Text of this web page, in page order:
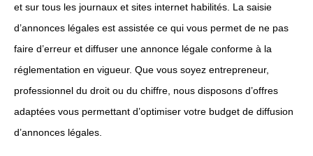
et sur tous les journaux et sites internet habilités. La saisie
d’annonces légales est assistée ce qui vous permet de ne pas
faire d’erreur et diffuser une annonce légale conforme à la
réglementation en vigueur. Que vous soyez entrepreneur,
professionnel du droit ou du chiffre, nous disposons d’offres
adaptées vous permettant d’optimiser votre budget de diffusion
d’annonces légales.